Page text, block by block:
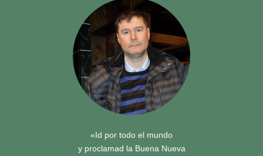
«Id por todo el mundo
y proclamad la Buena Nueva